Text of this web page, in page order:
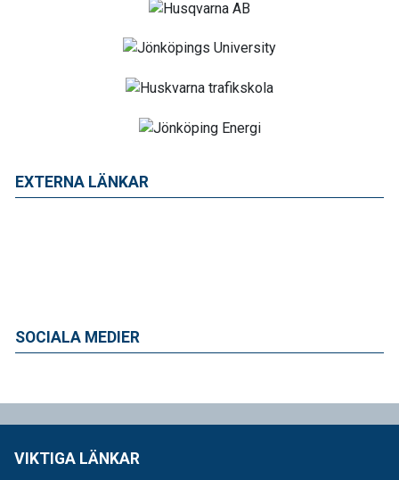
EXTERNA LÄNKAR
SOCIALA MEDIER
VIKTIGA LÄNKAR